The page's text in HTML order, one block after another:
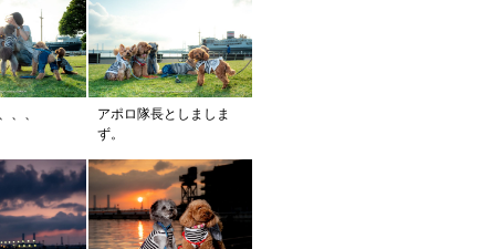
、、
アポロ隊長としましま
ず。